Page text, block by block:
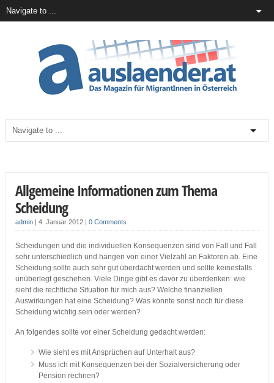
Allgemeine Informationen zum Thema
Scheidung
admin| 4. Januar 2012 | 0 Comments
Scheidungen und die individuellen Konsequenzen sind von Fall und Fall
sehr unterschiedlich und hängen von einer Vielzahl an Faktoren ab. Eine
Scheidung sollte auch sehr gut überdacht werden und sollte keinesfalls
unüberlegt geschehen. Viele Dinge gibt es davor zu überdenken: wie
sieht die rechtliche Situation für mich aus? Welche finanziellen
Auswirkungen hat eine Scheidung? Was könnte sonst noch für diese
Scheidung wichtig sein oder werden?
An folgendes sollte vor einer Scheidung gedacht werden:
Wie sieht es mit Ansprüchen auf Unterhalt aus?
Muss ich mit Konsequenzen bei der Sozialversicherung oder
Pension rechnen?